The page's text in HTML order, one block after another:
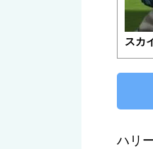
スカ
ハリ